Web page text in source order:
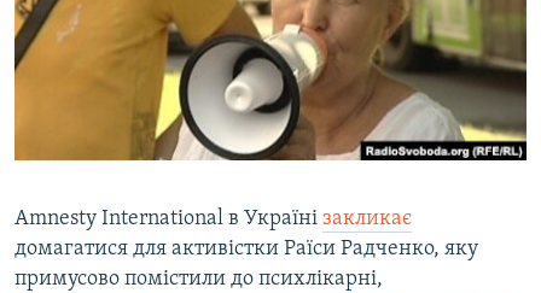
ВІДЕОУРОКИ «ELIFBE»
СВІДЧЕННЯ ОКУПАЦІЇ
УКРАЇНСЬКА ПРОБЛЕМА КРИМУ
Русский
Усі сайти RFE/RL
Amnesty International в Україні закликає
домагатися для активістки Раїси Радченко, яку
примусово помістили до психлікарні,